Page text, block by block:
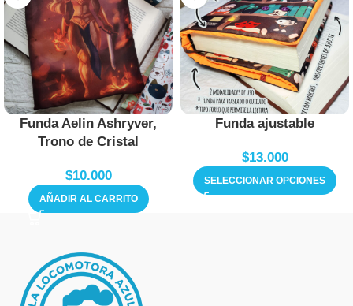
Funda Aelin Ashryver,
Trono de Cristal
$10.000
AÑADIR AL CARRITO
Funda ajustable
$13.000
SELECCIONAR OPCIONES